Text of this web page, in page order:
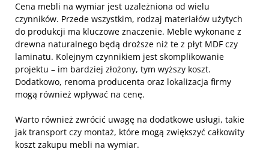
Cena mebli na wymiar jest uzależniona od wielu
czynników. Przede wszystkim, rodzaj materiałów użytych
do produkcji ma kluczowe znaczenie. Meble wykonane z
drewna naturalnego będą droższe niż te z płyt MDF czy
laminatu. Kolejnym czynnikiem jest skomplikowanie
projektu – im bardziej złożony, tym wyższy koszt.
Dodatkowo, renoma producenta oraz lokalizacja firmy
mogą również wpływać na cenę.
Warto również zwrócić uwagę na dodatkowe usługi, takie
jak transport czy montaż, które mogą zwiększyć całkowity
koszt zakupu mebli na wymiar.